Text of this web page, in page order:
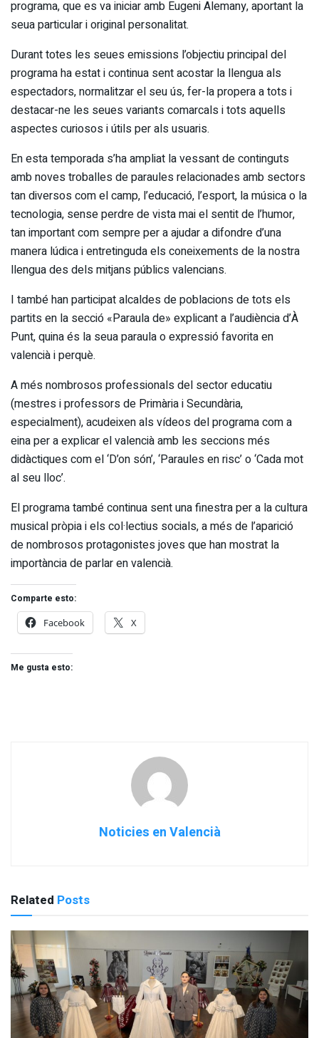
programa, que es va iniciar amb Eugeni Alemany, aportant la
seua particular i original personalitat.
Durant totes les seues emissions l’objectiu principal del
programa ha estat i continua sent acostar la llengua als
espectadors, normalitzar el seu ús, fer-la propera a tots i
destacar-ne les seues variants comarcals i tots aquells
aspectes curiosos i útils per als usuaris.
En esta temporada s’ha ampliat la vessant de continguts
amb noves troballes de paraules relacionades amb sectors
tan diversos com el camp, l’educació, l’esport, la música o la
tecnologia, sense perdre de vista mai el sentit de l’humor,
tan important com sempre per a ajudar a difondre d’una
manera lúdica i entretinguda els coneixements de la nostra
llengua des dels mitjans públics valencians.
I també han participat alcaldes de poblacions de tots els
partits en la secció «Paraula de» explicant a l’audiència d’À
Punt, quina és la seua paraula o expressió favorita en
valencià i perquè.
A més nombrosos professionals del sector educatiu
(mestres i professors de Primària i Secundària,
especialment), acudeixen als vídeos del programa com a
eina per a explicar el valencià amb les seccions més
didàctiques com el ‘D’on són’, ‘Paraules en risc’ o ‘Cada mot
al seu lloc’.
El programa també continua sent una finestra per a la cultura
musical pròpia i els col·lectius socials, a més de l’aparició
de nombrosos protagonistes joves que han mostrat la
importància de parlar en valencià.
Comparte esto:
Facebook
X
Me gusta esto:
Noticies en Valencià
Related Posts